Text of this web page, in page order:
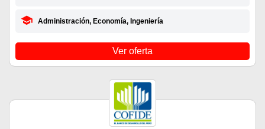
Administración, Economía, Ingeniería
Ver oferta